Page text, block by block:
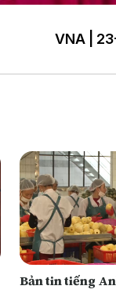
VNA |
Bản tin tiếng